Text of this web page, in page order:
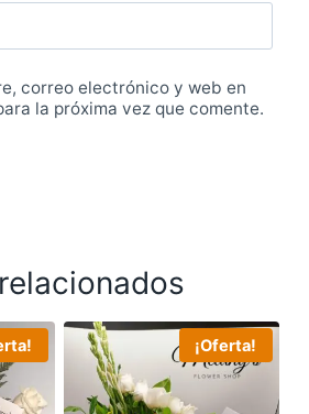
correo electrónico y web en
la próxima vez que comente.
¡Oferta!